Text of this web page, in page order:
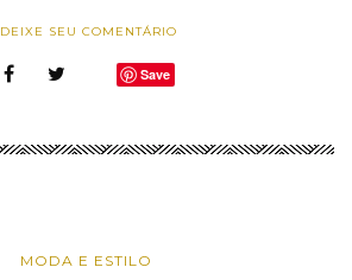
DEIXE SEU COMENTÁRIO
Save
MODA E ESTILO